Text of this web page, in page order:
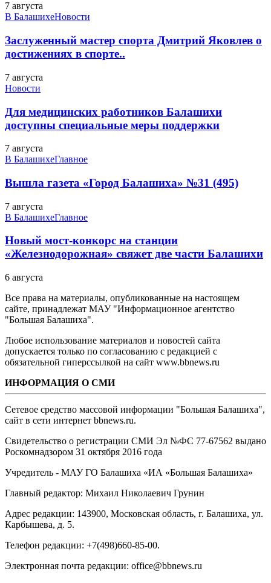
7 августа
В БалашихеНовости
Заслуженный мастер спорта Дмитрий Яковлев о
достижениях в спорте..
7 августа
Новости
Для медицинских работников Балашихи
доступны специальные меры поддержки
7 августа
В БалашихеГлавное
Вышла газета «Город Балашиха» №31 (495)
7 августа
В БалашихеГлавное
Новый мост-конкорс на станции
«Железнодорожная» свяжет две части Балашихи
6 августа
Все права на материалы, опубликованные на настоящем
сайте, принадлежат МАУ "Информационное агентство
"Большая Балашиха".
Любое использование материалов и новостей сайта
допускается только по согласованию с редакцией с
обязательной гиперссылкой на сайт www.bbnews.ru
ИНФОРМАЦИЯ О СМИ
Сетевое средство массовой информации "Большая Балашиха",
сайт в сети интернет bbnews.ru.
Свидетельство о регистрации СМИ Эл №ФС ‎77-67562 выдано
Роскомнадзором 31 октября 2016 года
Учредитель - МАУ ГО Балашиха «ИА «Большая Балашиха»
Главный редактор: Михаил Николаевич Грунин
Адрес редакции: 143900, Московская область, г. Балашиха, ул.
Карбышева, д. 5.
Телефон редакции: +7(498)660-85-00.
Электронная почта редакции: office@bbnews.ru